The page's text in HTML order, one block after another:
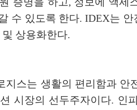
수 있도록 한다. IDEX는
상용화한다.
지스는 생활의 편리함과 안
시장의 선두주자이다. 인